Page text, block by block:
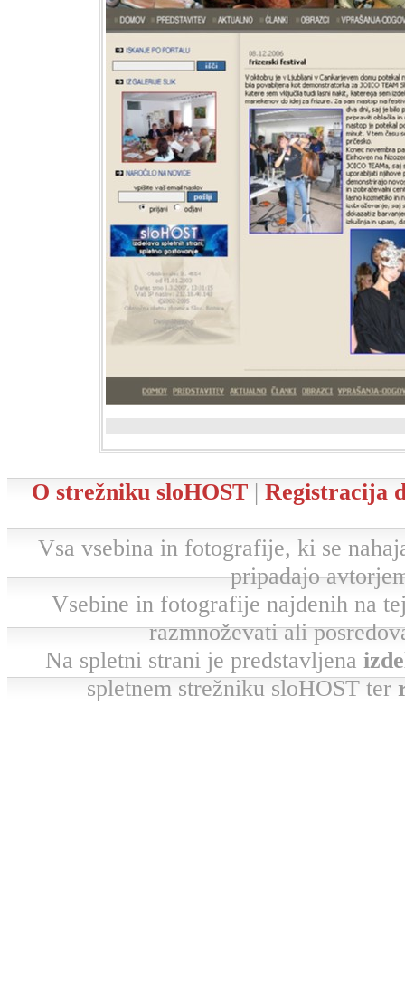
O strežniku sloHOST| Registracija
Vsa vsebina in fotografije, ki se
pripadajo
Vsebine in fotografije najdenih na
razmnoževati ali
Na spletni strani je predstavljena
spletnem strežniku sloHOST ter